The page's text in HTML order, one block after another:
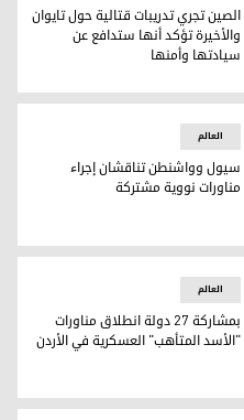
تايوان والأخيرة تؤكد أنها
الصين تجري تدريبات قتالية حول تايوان
والأخيرة تؤكد أنها ستدافع عن
سيادتها وأمنها
نووية مشتركة
العالم
سيول وواشنطن تناقشان إجراء
مناورات نووية مشتركة
العالم
بمشاركة 27 دولة انطلاق مناورات
"الأسد المتأهب" العسكرية في الأردن